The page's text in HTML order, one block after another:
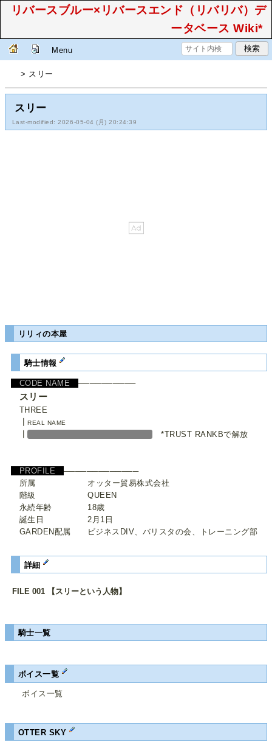
リバースブルー×リバースエンド（リバリバ）デ
ータベース Wiki*
Menu
> スリー
スリー
Last-modified: 2026-05-04 (月) 20:24:39
リリィの本屋
騎士情報
CODE NAME ──────────
スリー
THREE
┃REAL NAME
┃ *TRUST RANKBで解放
PROFILE ─────────────
所属 オッター貿易株式会社
階級 QUEEN
永続年齢 18歳
誕生日 2月1日
GARDEN配属 ビジネスDIV、バリスタの会、トレーニング部
詳細
FILE 001 【スリーという人物】
騎士一覧
ボイス一覧
ボイス一覧
OTTER SKY